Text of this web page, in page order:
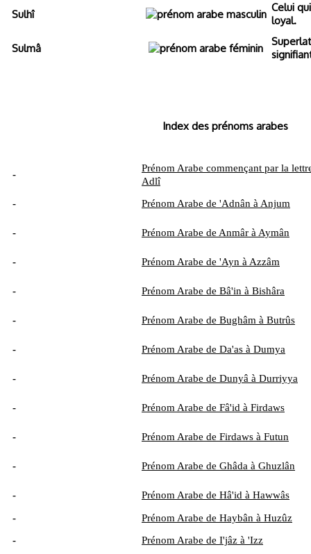
Sulhî
Celui
loyal.
Sulmâ
Index des prénoms arabes
-
Prénom Arabe commençant par la
Adlî
-
Prénom Arabe de 'Adnân à Anjum
- Prénom Arabe de Anmâr à Aymân
- Prénom Arabe de 'Ayn à Azzâm
- Prénom Arabe de Bâ'in à Bishâra
- Prénom Arabe de Bughâm à Butrûs
- Prénom Arabe de Da'as à Dumya
- Prénom Arabe de Dunyâ à Durriyya
- Prénom Arabe de Fâ'id à Firdaws
- Prénom Arabe de Firdaws à Futun
- Prénom Arabe de Ghâda à Ghuzlân
- Prénom Arabe de Hâ'id à Hawwâs
-
Prénom Arabe de Haybân à Huzûz
-
Prénom Arabe de I'jâz à 'Izz